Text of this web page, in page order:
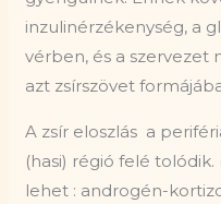
inzulinérzékenység, a
vérben, és a
azt zsírszövet
A zsír eloszlás a
(hasi) régió felé
lehet : androgén-